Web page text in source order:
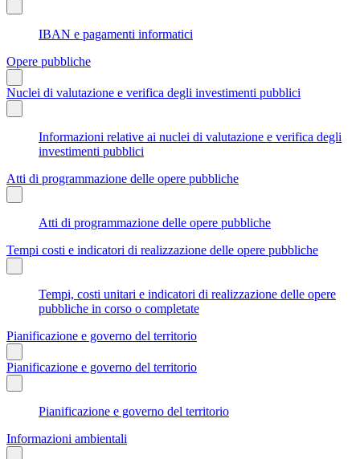
IBAN e pagamenti informatici
Opere pubbliche
Nuclei di valutazione e verifica degli investimenti pubblici
Informazioni relative ai nuclei di valutazione e verifica degli
investimenti pubblici
Atti di programmazione delle opere pubbliche
Atti di programmazione delle opere pubbliche
Tempi costi e indicatori di realizzazione delle opere pubbliche
Tempi, costi unitari e indicatori di realizzazione delle opere
pubbliche in corso o completate
Pianificazione e governo del territorio
Pianificazione e governo del territorio
Pianificazione e governo del territorio
Informazioni ambientali